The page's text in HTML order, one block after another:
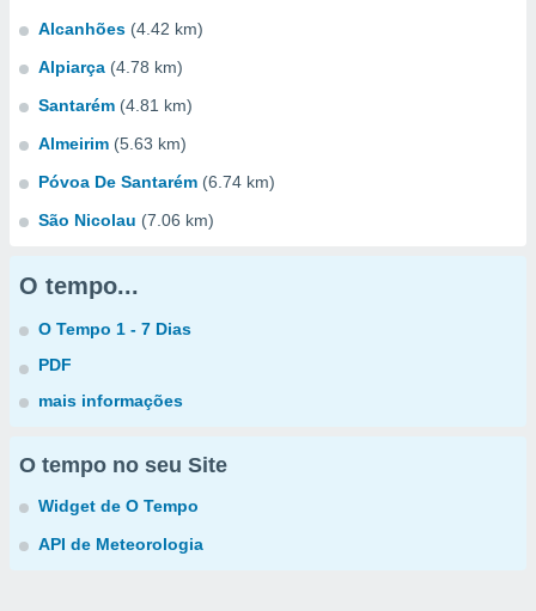
Alcanhões (4.42 km)
Alpiarça (4.78 km)
Santarém (4.81 km)
Almeirim (5.63 km)
Póvoa De Santarém (6.74 km)
São Nicolau (7.06 km)
O tempo...
O Tempo 1 - 7 Dias
PDF
mais informações
O tempo no seu Site
Widget de O Tempo
API de Meteorologia